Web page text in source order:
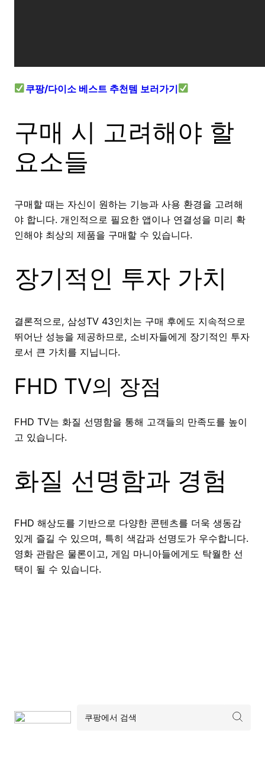
쿠팡/다이소 베스트 추천템 보러가기
구매 시 고려해야 할
요소들
구매할 때는 자신이 원하는 기능과 사용 환경을 고려해
야 합니다. 개인적으로 필요한 앱이나 연결성을 미리 확
인해야 최상의 제품을 구매할 수 있습니다.
장기적인 투자 가치
결론적으로, 삼성TV 43인치는 구매 후에도 지속적으로
뛰어난 성능을 제공하므로, 소비자들에게 장기적인 투자
로서 큰 가치를 지닙니다.
FHD TV의 장점
FHD TV는 화질 선명함을 통해 고객들의 만족도를 높이
고 있습니다.
화질 선명함과 경험
FHD 해상도를 기반으로 다양한 콘텐츠를 더욱 생동감
있게 즐길 수 있으며, 특히 색감과 선명도가 우수합니다.
영화 관람은 물론이고, 게임 마니아들에게도 탁월한 선
택이 될 수 있습니다.